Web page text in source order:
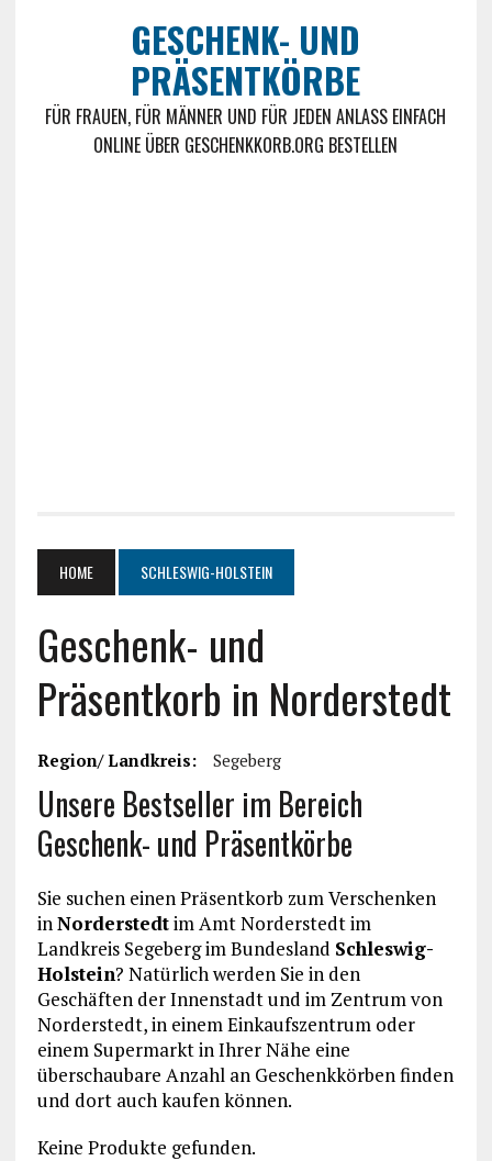
GESCHENK- UND
PRÄSENTKÖRBE
FÜR FRAUEN, FÜR MÄNNER UND FÜR JEDEN ANLASS EINFACH
ONLINE ÜBER GESCHENKKORB.ORG BESTELLEN
HOME SCHLESWIG-HOLSTEIN
Geschenk- und
Präsentkorb in Norderstedt
Region/ Landkreis: Segeberg
Unsere Bestseller im Bereich
Geschenk- und Präsentkörbe
Sie suchen einen Präsentkorb zum Verschenken
inNorderstedtim Amt Norderstedt im
Landkreis Segeberg im Bundesland Schleswig-
Holstein? Natürlich werden Sie in den
Geschäften der Innenstadt und im Zentrum von
Norderstedt, in einem Einkaufszentrum oder
einem Supermarkt in Ihrer Nähe eine
überschaubare Anzahl an Geschenkkörben finden
und dort auch kaufen können.
Keine Produkte gefunden.